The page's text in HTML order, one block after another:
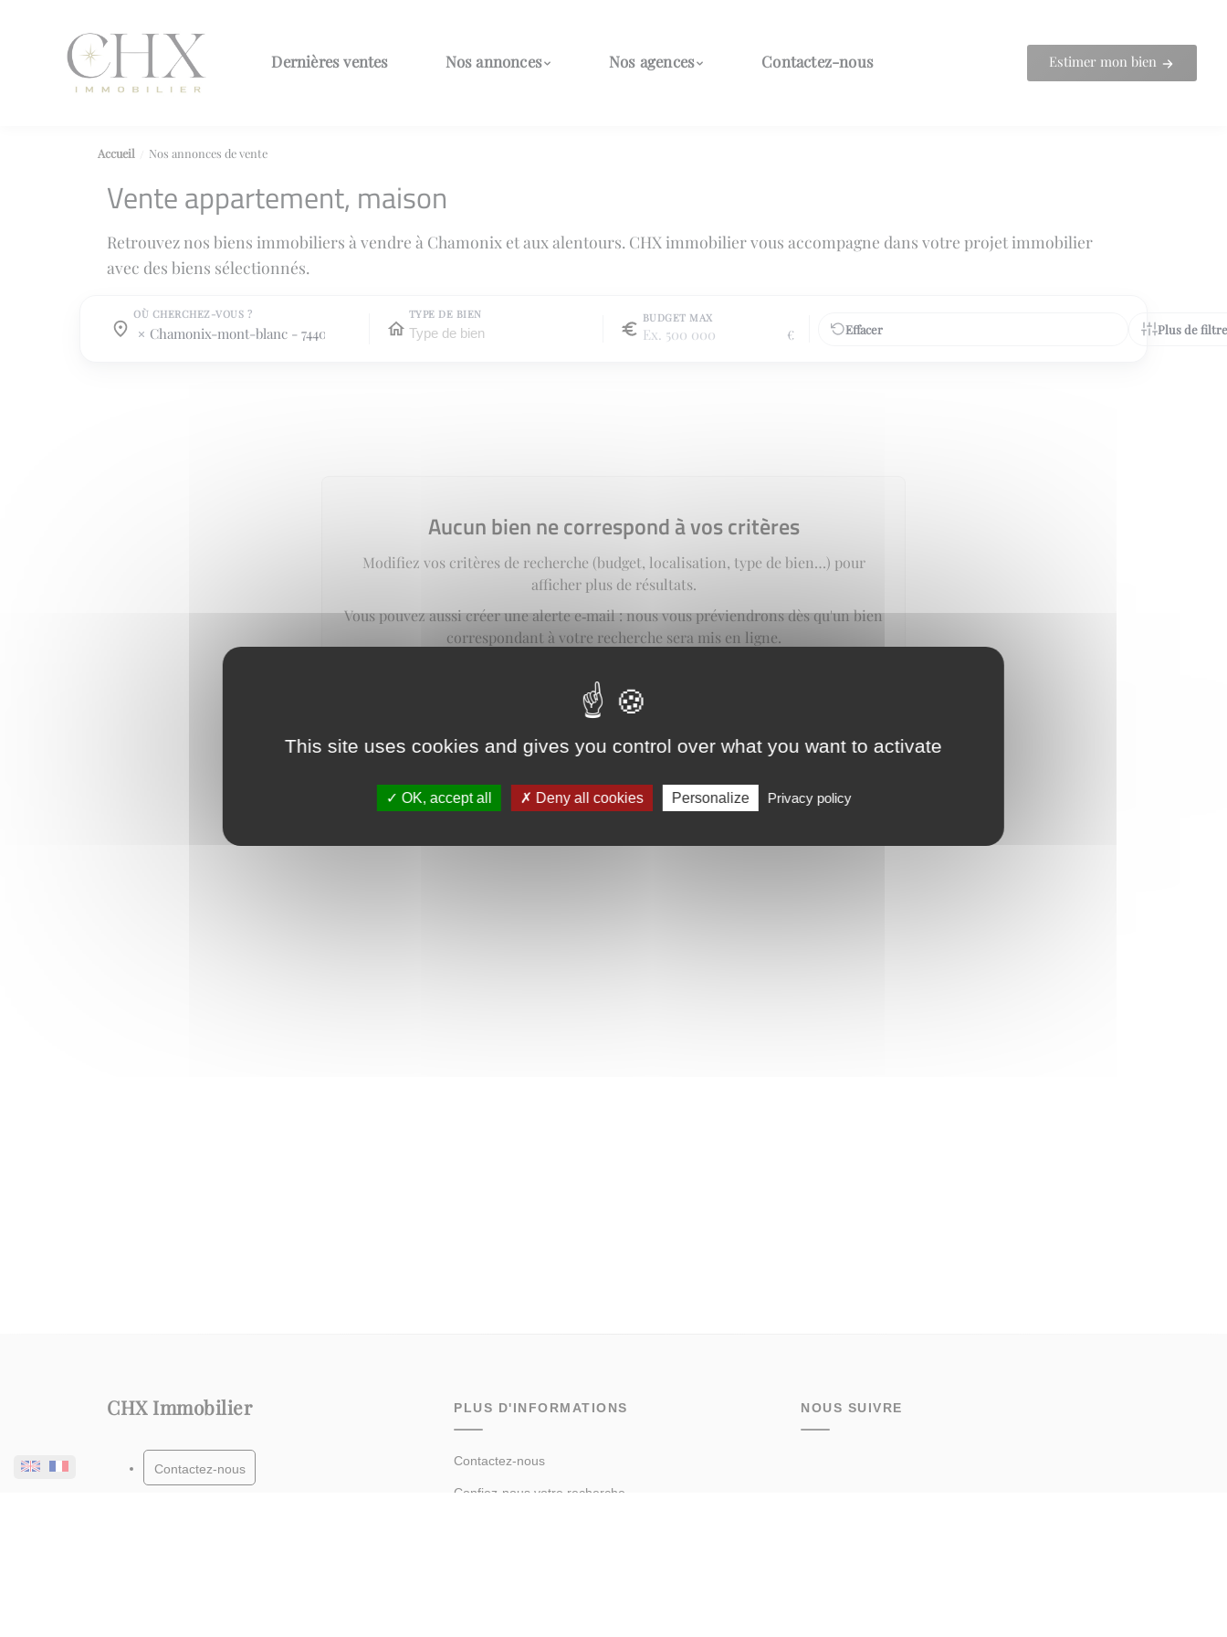
Dernières ventes Nos annonces Nos agences Contactez-nous Estimer mon bien
Accueil Nos annonces de vente
Vente appartement, maison
Retrouvez nos biens immobiliers à vendre à Chamonix et aux alentours. CHX immobilier vous accompagne dans votre projet immobilier
avec des biens sélectionnés.
OÙ CHERCHEZ-VOUS ?
Où cherchez-vous ?
chamonix-mont-blanc - 74400
Où cherchez-vous ?
TYPE DE BIEN BUDGET MAX
€ Effacer Plus de
Aucun bien ne correspond à vos critères
Modifiez vos critères de recherche (budget, localisation, type de bien…) pour
afficher plus de résultats.
Vous pouvez aussi créer une alerte e‑mail : nous vous préviendrons dès qu'un bien
correspondant à votre recherche sera mis en ligne.
créer une alerte
CHX Immobilier
Contactez-nous
PLUS D'INFORMATIONS
Contactez-nous
Confiez-nous votre recherche
NOUS SUIVRE
This site uses cookies and gives you control over what you want to activate
OK, accept all Deny all cookies Personalize Privacy policy